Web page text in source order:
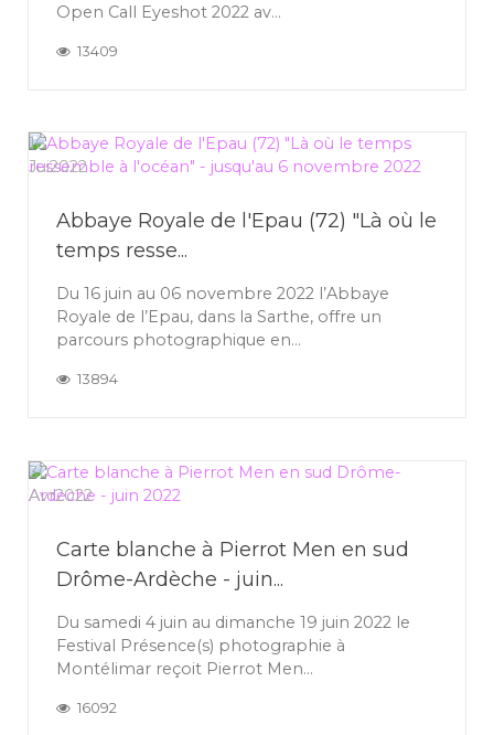
Open Call Eyeshot 2022 av...
13409
16
Jui2022
Abbaye Royale de l'Epau (72) "Là où le
temps resse...
Du 16 juin au 06 novembre 2022 l’Abbaye
Royale de l’Epau, dans la Sarthe, offre un
parcours photographique en...
13894
30
Avr2022
Carte blanche à Pierrot Men en sud
Drôme-Ardèche - juin...
Du samedi 4 juin au dimanche 19 juin 2022 le
Festival Présence(s) photographie à
Montélimar reçoit Pierrot Men...
16092